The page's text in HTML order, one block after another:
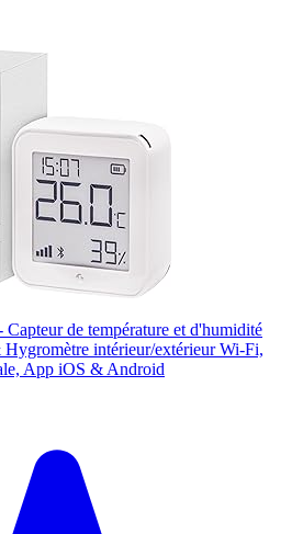
de température et d'humidité
intérieur/extérieur Wi-Fi,
App iOS & Android